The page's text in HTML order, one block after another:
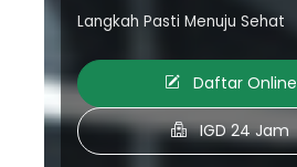
Langkah Pasti Menuju Sehat
Daftar Online
IGD 24 Jam